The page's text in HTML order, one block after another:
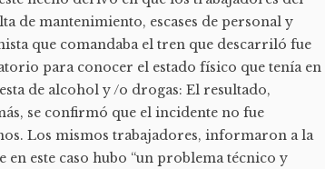
de mantenimiento, escases de personal y
que comandaba el tren que descarriló fue
para conocer el estado físico que tenía en
de alcohol y /o drogas: El resultado,
se confirmó que el incidente no fue
Los mismos trabajadores, informaron a la
en este caso hubo “un problema técnico y